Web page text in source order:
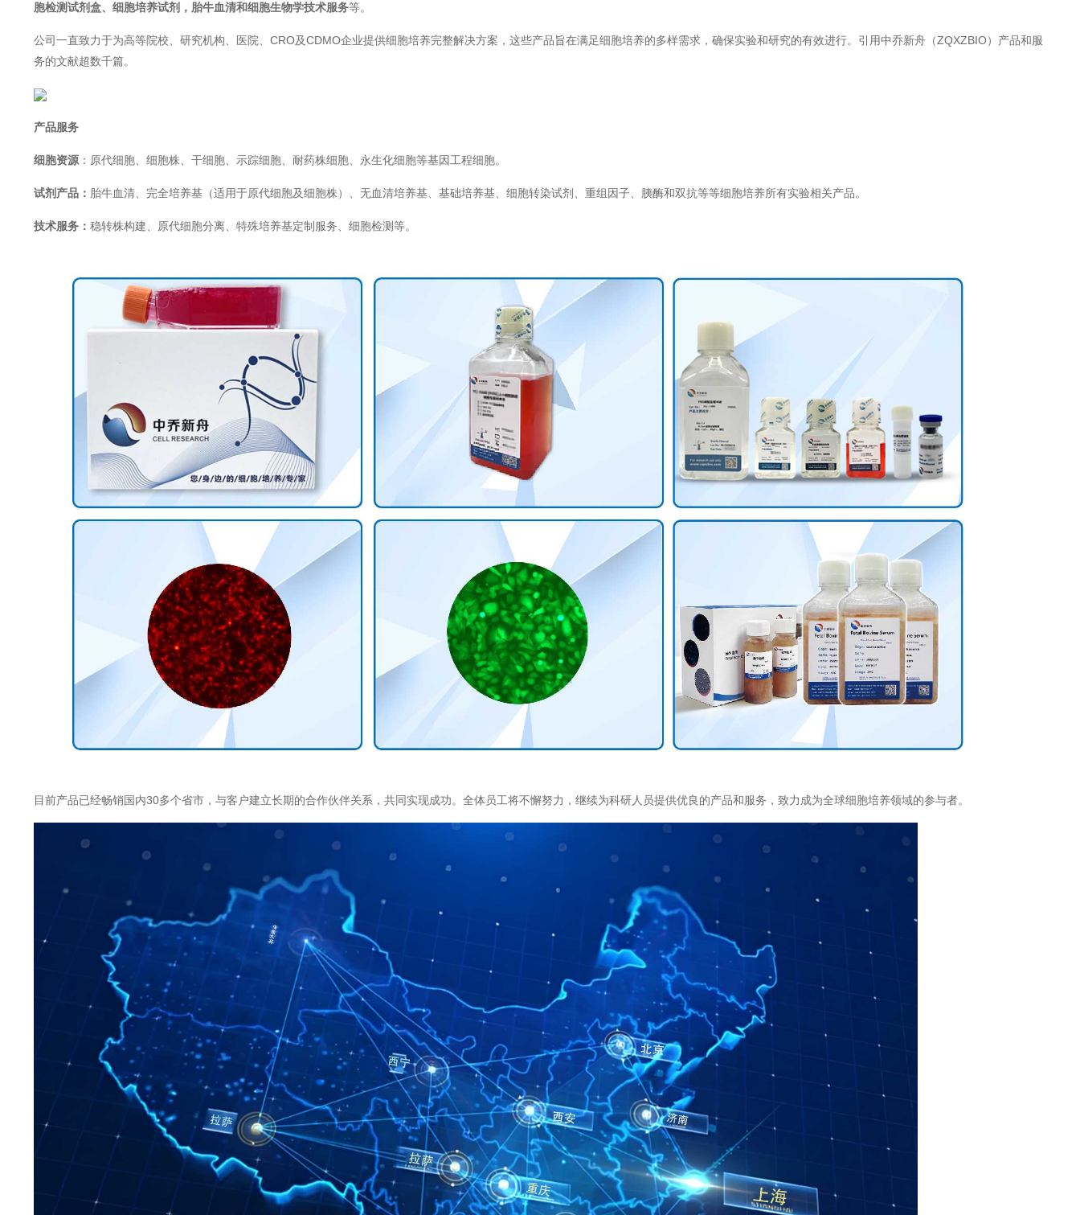
胞检测试剂盒、细胞培养试剂，胎牛血清和细胞生物学技术服务等。
公司一直致力于为高等院校、研究机构、医院、CRO及CDMO企业提供细胞培养完整解决方案，这些产品旨在满足细胞培养的多样需求，确保实验和研究的有效进行。引用中乔新舟（ZQXZBIO）产品和服
务的文献超数千篇。
产品服务
细胞资源 ：原代细胞、细胞株、干细胞、示踪细胞、耐药株细胞、永生化细胞等基因工程细胞。
试剂产品： 胎牛血清、完全培养基（适用于原代细胞及细胞株）、无血清培养基、基础培养基、细胞转染试剂、重组因子、胰酶和双抗等等细胞培养所有实验相关产品。
技术服务： 稳转株构建、原代细胞分离、特殊培养基定制服务、细胞检测等。
目前产品已经畅销国内30多个省市，与客户建立长期的合作伙伴关系，共同实现成功。全体员工将不懈努力，继续为科研人员提供优良的产品和服务，致力成为全球细胞培养领域的参与者。